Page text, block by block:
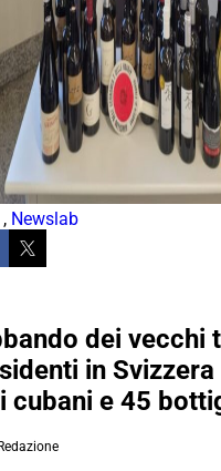
, Newslab
dei vecchi
in Svizzera
cubani e 45